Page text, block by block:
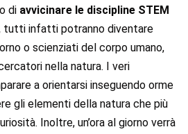
di avvicinare le discipline STEM
tutti infatti potranno diventare
o scienziati del corpo umano,
nella natura. I veri
a orientarsi inseguendo orme
gli elementi della natura che più
Inoltre, un’ora al giorno verrà